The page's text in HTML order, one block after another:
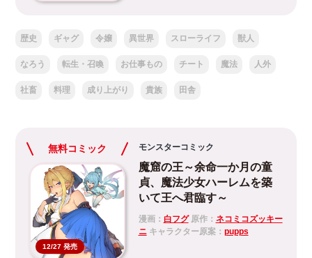
歴史 ギャグ 令嬢 異世界 スローライフ 獣人
なろう 転生・召喚 お仕事もの チート 魔法 人外
社畜 料理 成り上がり 貴族 田舎
無料コミック
12/27 発売
モンスターコミック
魔窟の王～余命一か月の童
貞、魔法少女ハーレムを築
いて王へ君臨す～
漫画： 白フグ原作： ネコミコズッキー
ニキャラクター原案： pupps